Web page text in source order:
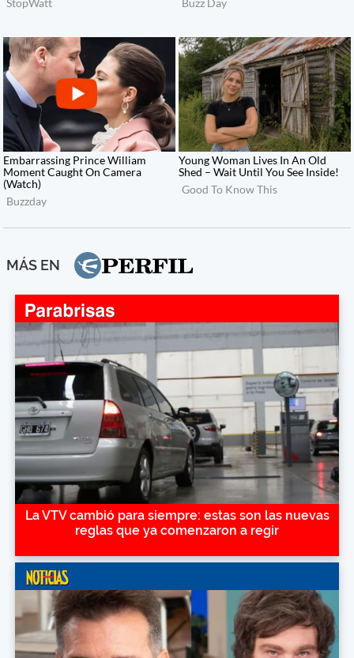
MÁS EN
La VTV cambió para siempre: estas son las nuevas
reglas que ya comenzaron a regir